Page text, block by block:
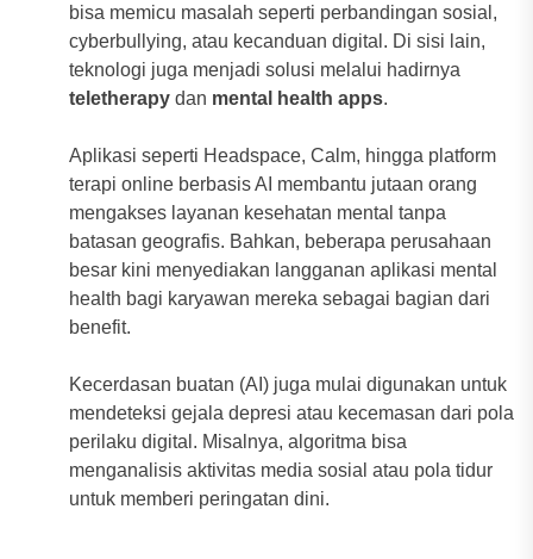
bisa memicu masalah seperti perbandingan sosial,
cyberbullying, atau kecanduan digital. Di sisi lain,
teknologi juga menjadi solusi melalui hadirnya
teletherapydan mental health apps.
Aplikasi seperti Headspace, Calm, hingga platform
terapi online berbasis AI membantu jutaan orang
mengakses layanan kesehatan mental tanpa
batasan geografis. Bahkan, beberapa perusahaan
besar kini menyediakan langganan aplikasi mental
health bagi karyawan mereka sebagai bagian dari
benefit.
Kecerdasan buatan (AI) juga mulai digunakan untuk
mendeteksi gejala depresi atau kecemasan dari pola
perilaku digital. Misalnya, algoritma bisa
menganalisis aktivitas media sosial atau pola tidur
untuk memberi peringatan dini.